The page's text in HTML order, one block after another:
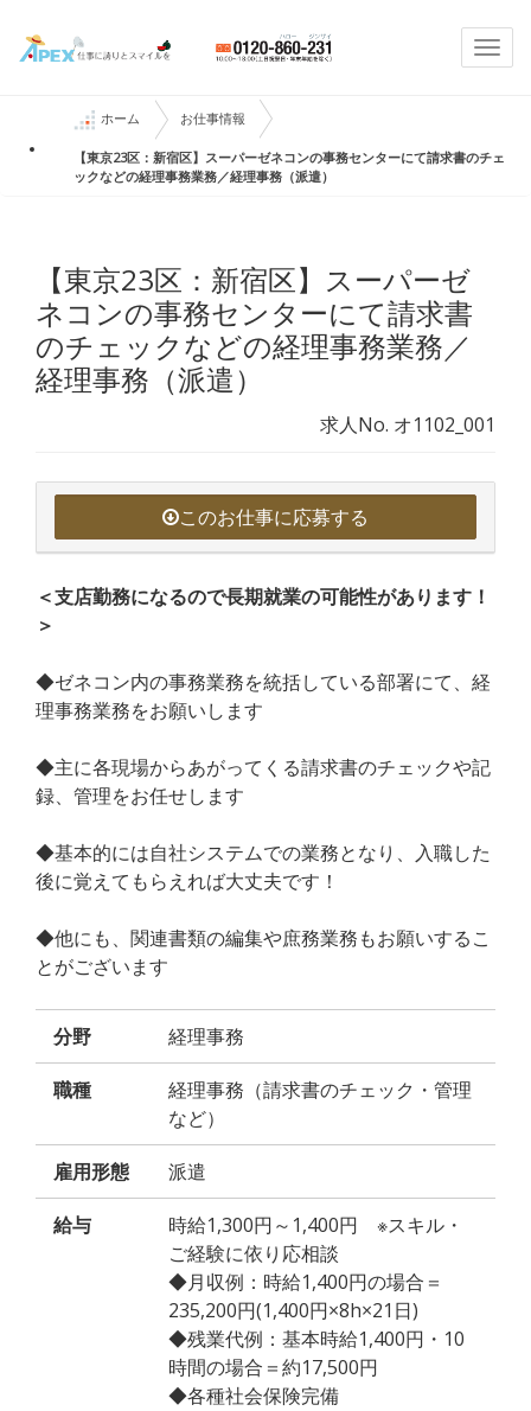
ホーム お仕事情報
【東京23区：新宿区】スーパーゼネコンの事務センターにて請求書のチェ
ックなどの経理事務業務／経理事務（派遣）
【東京23区：新宿区】スーパーゼ
ネコンの事務センターにて請求書
のチェックなどの経理事務業務／
経理事務（派遣）
求人No. オ1102_001
このお仕事に応募する
＜支店勤務になるので長期就業の可能性があります！
＞
◆ゼネコン内の事務業務を統括している部署にて、経
理事務業務をお願いします
◆主に各現場からあがってくる請求書のチェックや記
録、管理をお任せします
◆基本的には自社システムでの業務となり、入職した
後に覚えてもらえれば大丈夫です！
◆他にも、関連書類の編集や庶務業務もお願いするこ
とがございます
分野 経理事務
職種
経理事務（請求書のチェック・管理
など）
雇用形態 派遣
給与
時給1,300円～1,400円 ※スキル・
ご経験に依り応相談
◆月収例：時給1,400円の場合＝
235,200円(1,400円×8h×21日)
◆残業代例：基本時給1,400円・10
時間の場合＝約17,500円
◆各種社会保険完備